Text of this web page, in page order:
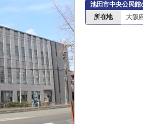
池田市中央公民館
所在地
大阪